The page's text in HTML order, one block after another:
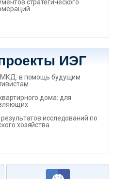
стратегического
ИЭГ
МКД: в помощь будущим
дома: для
исследований по
хозяйства